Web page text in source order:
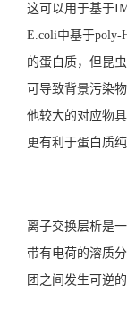
这可以用于基于
E.coli中基于poly-
的蛋白质，但昆
可导致背景污染
他较大的对应物
更有利于蛋白质纯
离子交换层析是
带有电荷的溶质
团之间发生可逆的